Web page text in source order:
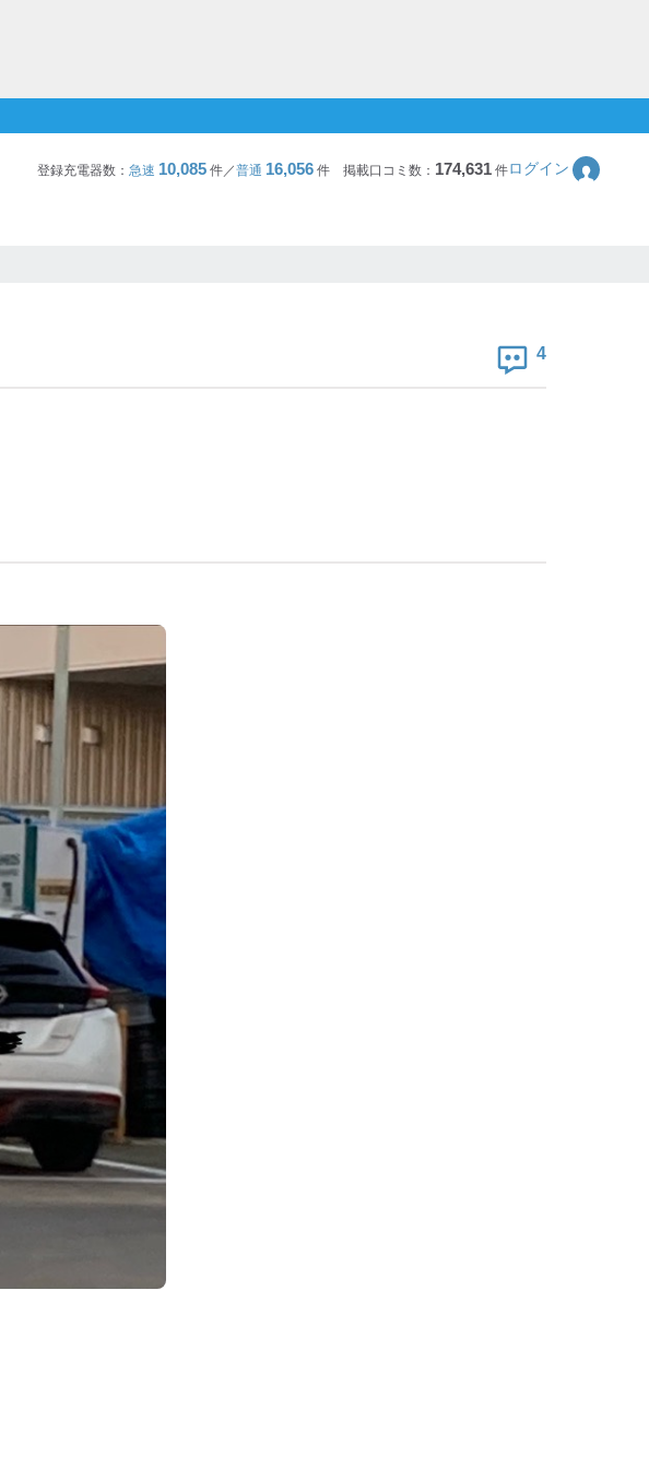
登録充電器数： 急速 10,085 件／普通 16,056 件 掲載口コミ数： 174,631件ログイン
4